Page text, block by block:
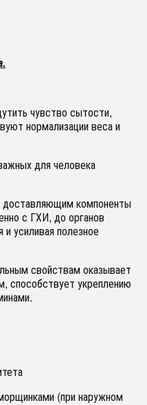
чувство сытости,
нормализации веса и
для человека
компоненты
с ГХИ, до органов
усиливая полезное
свойствам оказывает
способствует укреплению
(при наружном